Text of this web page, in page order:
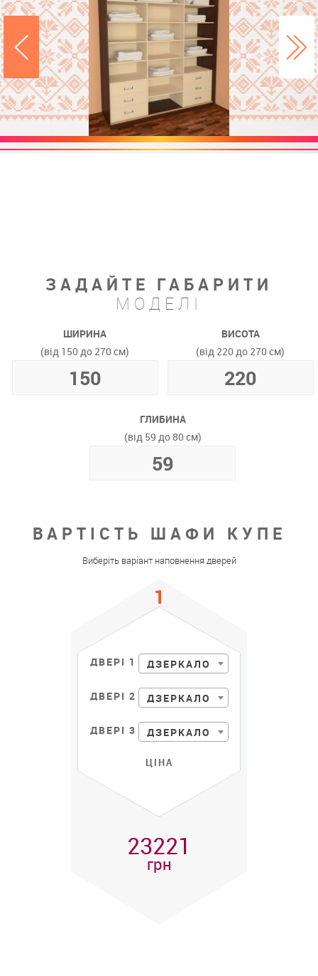
ЗАДАЙТЕ ГАБАРИТИ
МОДЕЛІ
ШИРИНА
(від 150 до 270 см)
ВИСОТА
(від 220 до 270 см)
ГЛИБИНА
(від 59 до 80 см)
ВАРТІСТЬ ШАФИ КУПЕ
Виберіть варіант наповнення дверей
ДВЕРІ 1 ДЗЕРКАЛО
ДВЕРІ 2 ДЗЕРКАЛО
ДВЕРІ 3 ДЗЕРКАЛО
ЦІНА
23221
грн